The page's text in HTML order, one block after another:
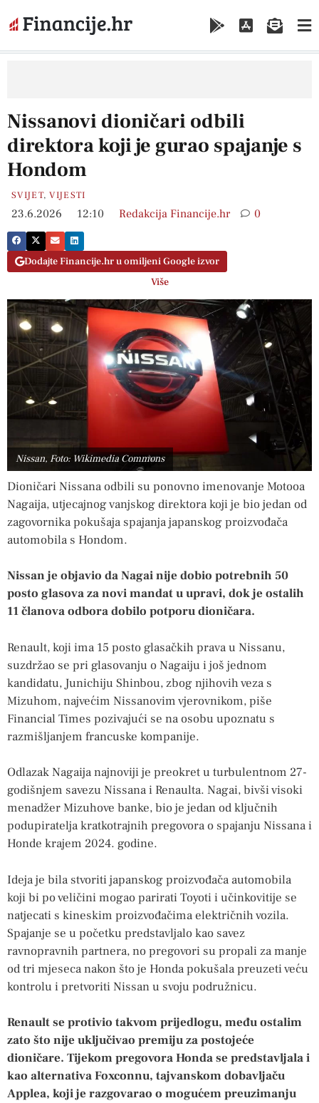
Nissanovi dioničari odbili
direktora koji je gurao spajanje s
Hondom
SVIJET,VIJESTI
23.6.2026 12:10 Redakcija Financije.hr 0
Dodajte Financije.hr u omiljeni Google izvor
Više
Nissan, Foto: Wikimedia Commons
Dioničari Nissana odbili su ponovno imenovanje Motooa
Nagaija, utjecajnog vanjskog direktora koji je bio jedan od
zagovornika pokušaja spajanja japanskog proizvođača
automobila s Hondom.
Nissan je objavio da Nagai nije dobio potrebnih 50
posto glasova za novi mandat u upravi, dok je ostalih
11 članova odbora dobilo potporu dioničara.
Renault, koji ima 15 posto glasačkih prava u Nissanu,
suzdržao se pri glasovanju o Nagaiju i još jednom
kandidatu, Junichiju Shinbou, zbog njihovih veza s
Mizuhom, najvećim Nissanovim vjerovnikom, piše
Financial Times pozivajući se na osobu upoznatu s
razmišljanjem francuske kompanije.
Odlazak Nagaija najnoviji je preokret u turbulentnom 27-
godišnjem savezu Nissana i Renaulta. Nagai, bivši visoki
menadžer Mizuhove banke, bio je jedan od ključnih
podupiratelja kratkotrajnih pregovora o spajanju Nissana i
Honde krajem 2024. godine.
Ideja je bila stvoriti japanskog proizvođača automobila
koji bi po veličini mogao parirati Toyoti i učinkovitije se
natjecati s kineskim proizvođačima električnih vozila.
Spajanje se u početku predstavljalo kao savez
ravnopravnih partnera, no pregovori su propali za manje
od tri mjeseca nakon što je Honda pokušala preuzeti veću
kontrolu i pretvoriti Nissan u svoju podružnicu.
Renault se protivio takvom prijedlogu, među ostalim
zato što nije uključivao premiju za postojeće
dioničare. Tijekom pregovora Honda se predstavljala i
kao alternativa Foxconnu, tajvanskom dobavljaču
Applea, koji je razgovarao o mogućem preuzimanju